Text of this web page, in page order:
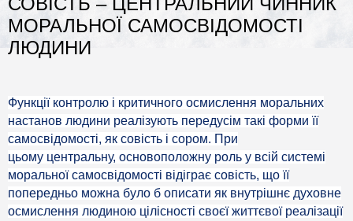
МОРАЛЬНОЇ САМОСВІДОМОСТІ
ЛЮДИНИ
Функції контролю і критичного осмислення моральних
настанов людини реалізують передусім такі форми її
самосвідомості, як совість і сором. При
цьому центральну, основоположну роль у всій системі
моральної самосвідомості відіграє совість, що її
попередньо можна було б описати як внутрішнє духовне
осмислення людиною цілісності своєї життєвої реалізації